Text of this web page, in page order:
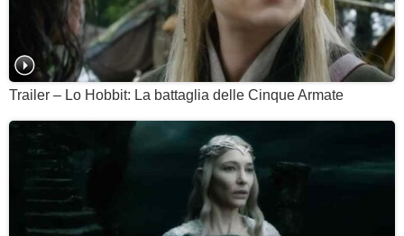
Trailer – Lo Hobbit: La battaglia delle Cinque Armate